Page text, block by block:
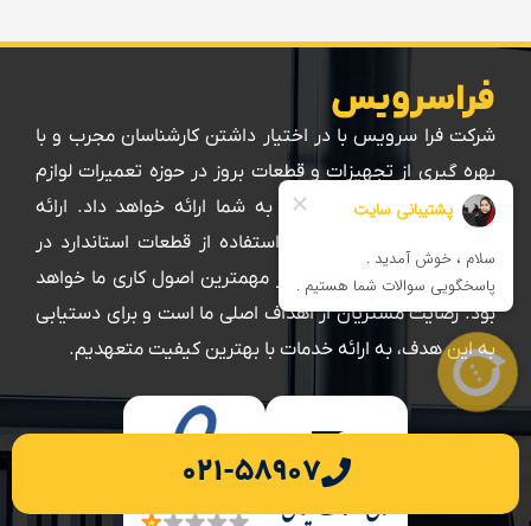
۰۲۱-۵۸۹۰۷
فراسرویس
شرکت فرا سرویس با در اختیار داشتن کارشناسان مجرب و با
بهره گیری از تجهیزات و قطعات بروز در حوزه تعمیرات لوازم
خانگی، خدماتی با کیفیت را به شما ارائه خواهد داد. ارائه
فاکتور + ضمانت خدمات و استفاده از قطعات استاندارد در
فرآیند تعمیرات دستگاه ها از مهمترین اصول کاری ما خواهد
بود. رضایت مشتریان از اهداف اصلی ما است و برای دستیابی
به این هدف، به ارائه خدمات با بهترین کیفیت متعهدیم.